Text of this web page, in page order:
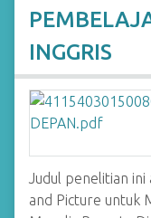
INGGRIS
Judul penelitian
and Picture untuk